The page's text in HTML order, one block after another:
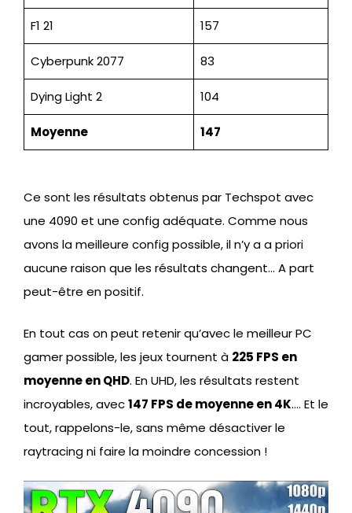
F1 21 157
Cyberpunk 2077 83
Dying Light 2 104
Moyenne 147
Ce sont les résultats obtenus par Techspot avec
une 4090 et une config adéquate. Comme nous
avons la meilleure config possible, il n’y a a priori
aucune raison que les résultats changent… A part
peut-être en positif.
En tout cas on peut retenir qu’avec le meilleur PC
gamer possible, les jeux tournent à 225 FPS en
moyenne en QHD. En UHD, les résultats restent
incroyables, avec147 FPS de moyenne en 4K…. Et le
tout, rappelons-le, sans même désactiver le
raytracing ni faire la moindre concession !